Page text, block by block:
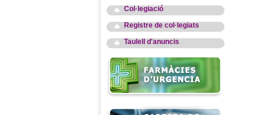
Col·legiació
Registre de col·legiats
Taulell d'anuncis